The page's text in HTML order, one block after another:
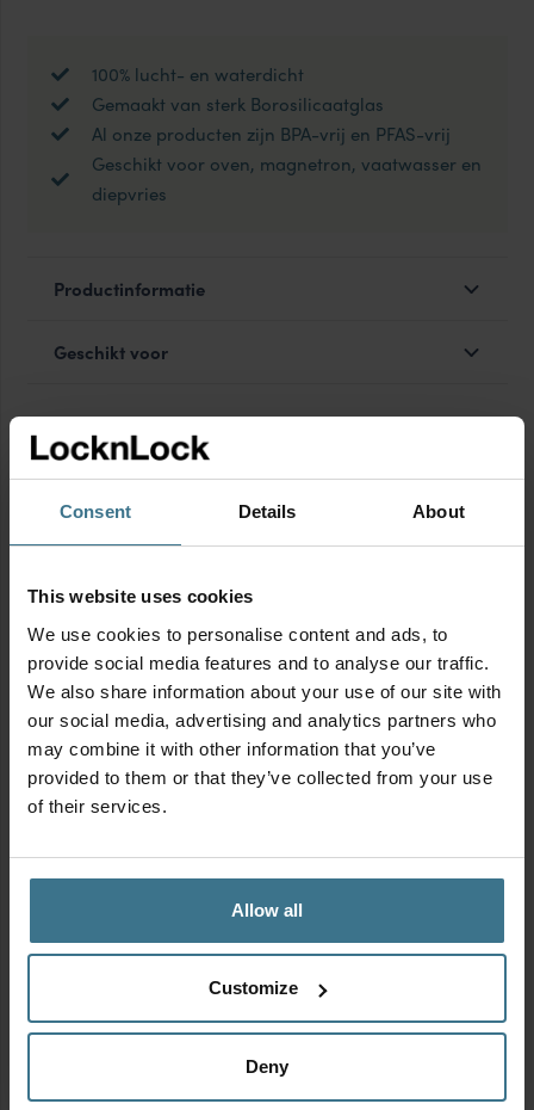
Consent Details About
This website uses cookies
We use cookies to personalise content and ads, to
provide social media features and to analyse our traffic.
We also share information about your use of our site with
our social media, advertising and analytics partners who
may combine it with other information that you’ve
provided to them or that they’ve collected from your use
of their services.
Allow all
Customize
Deny
100% lucht- en waterdicht
Gemaakt van sterk Borosilicaatglas
Al onze producten zijn BPA-vrij en PFAS-vrij
Geschikt voor oven, magnetron, vaatwasser en
diepvries
Productinformatie
Geschikt voor
MIX & MATCH korting
MIX & MATCH | Alles voor in de oven
Vanaf:€14.85Oorspronkelijke
€13.37Huidige